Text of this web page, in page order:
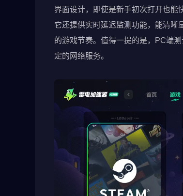
界面设计，即使是新手初次打开也能
它还提供实时延迟监测功能，能清晰
的游戏节奏。值得一提的是，PC端
定的网络服务。